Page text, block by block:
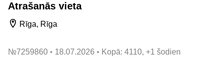
Atrašanās vieta
Rīga, Rīga
№7259860 18.07.2026 Kopā: 4110, +1 šodien